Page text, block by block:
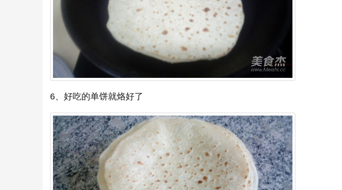
6、好吃的单饼就烙好了